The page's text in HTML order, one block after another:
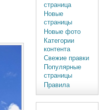
страница
Новые
страницы
Новые фото
Категории
контента
Свежие правки
Популярные
страницы
Правила